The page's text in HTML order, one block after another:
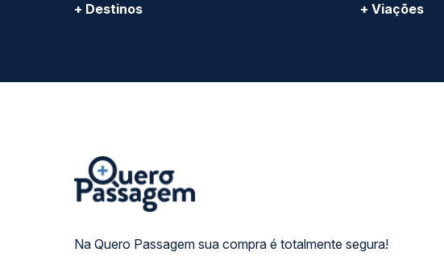
+ Destinos
+ Viações
Na Quero Passagem sua compra é totalmente segura!